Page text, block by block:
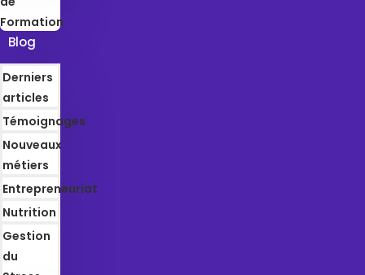
Formation
Blog
Derniers
articles
Témoignages
Nouveaux
métiers
Entrepreneuriat
Nutrition
Gestion
du